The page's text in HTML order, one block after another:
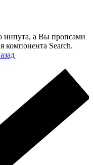
инпута, а Вы пропсами
компонента Search.